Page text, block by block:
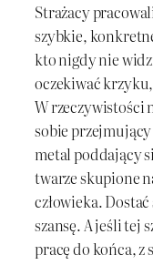
Strażacy
szybkie,
kto nigdy nie
oczekiwać
W rzeczywistości
sobie
metal poddający
twarze skupione
człowieka.
szansę. A jeśli tej
pracę do końca, z